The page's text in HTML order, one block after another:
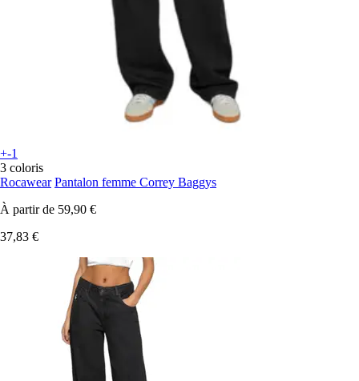
+-1
3 coloris
Rocawear Pantalon femme Correy Baggys
À partir de 59,90 €
37,83 €